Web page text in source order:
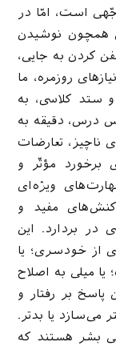
است، امّا در
همچون نوشیدن
کردن به جایی،
روزمره، ما
و ستد کلاسی، به
درس، دقیقه به
ناچیز، تعارضات
برخورد مؤثّر و
ویژه‌ای
مفید و
در بردارد. این
از خودسری؛ یا
میلی به اصلاح
پاسخ بر رفتار و
می‌سازد یا بدتر.
بشر هستند که